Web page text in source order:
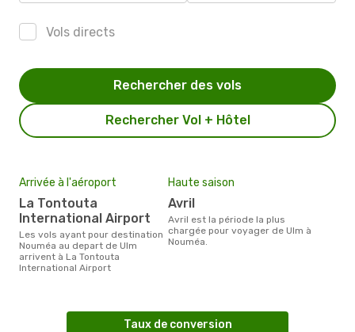
Vols directs
Rechercher Vol + Hôtel
Rechercher des vols
Arrivée à l'aéroport
La Tontouta
International Airport
Les vols ayant pour destination
Nouméa au depart de Ulm
arrivent à La Tontouta
International Airport
Haute saison
avril
avril est la période la plus
chargée pour voyager de Ulm à
Nouméa.
Taux de conversion